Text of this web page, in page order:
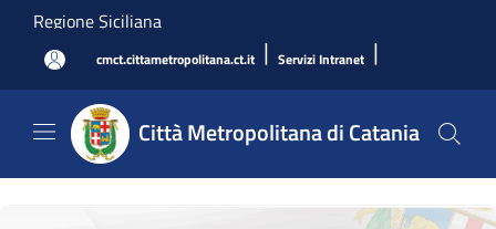
Salta al contenuto principale
Regione Siciliana
cmct.cittametropolitana.ct.it | Servizi Intranet |
Città Metropolitana di Catania